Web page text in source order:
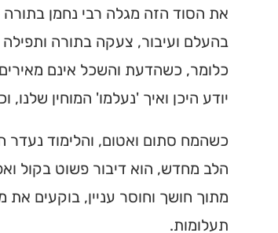
את הסוד הזה מגלה רבי נחמן
בהעלם ועיבור, צעקה בתורה
כלומר, כשהדעת והשכל אינם
יודע היכן ואיך 'נעלמו' המוחין שלנו,
כשהמח סתום ואטום, והלימוד נעדר
הלב מחדש, הוא דיבור פשוט בקול
מתוך חושך וחוסר עניין, בוקעים
תעלומות.